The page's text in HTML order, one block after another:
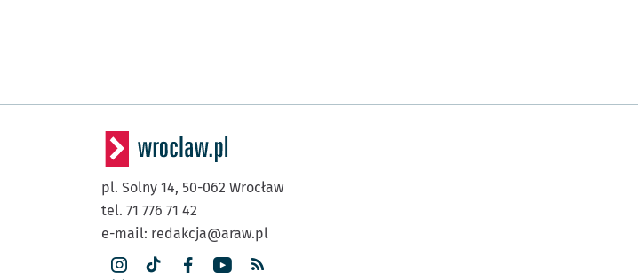
pl. Solny 14, 50-062 Wrocław
tel. 71 776 71 42
e-mail: redakcja@araw.pl